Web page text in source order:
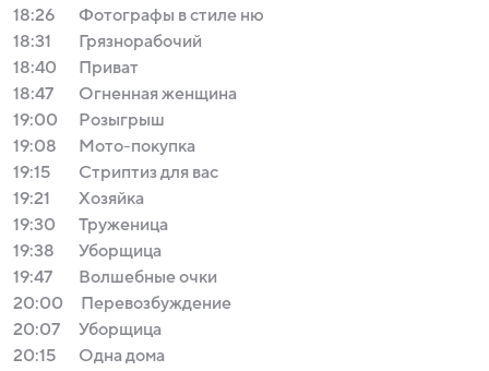
18:26
Фотографы в стиле ню
18:31
Грязнорабочий
18:40
Приват
18:47
Огненная женщина
19:00
Розыгрыш
19:08
Мото-покупка
19:15
Стриптиз для вас
19:21
Хозяйка
19:30
Труженица
19:38
Уборщица
19:47
Волшебные очки
20:00
Перевозбуждение
20:07
Уборщица
20:15
Одна дома